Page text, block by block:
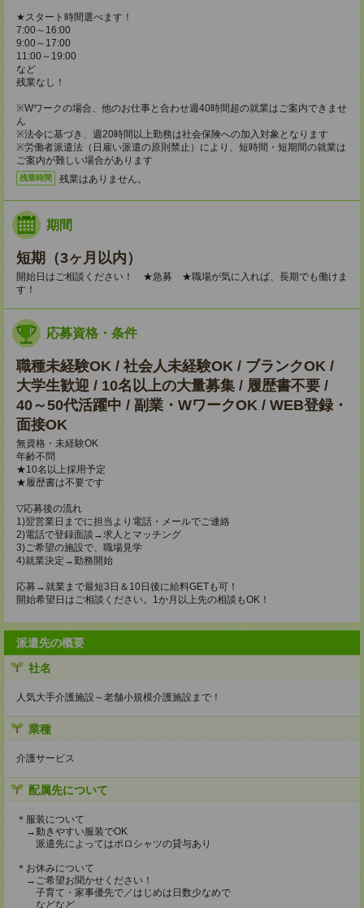
★スタート時間選べます！
7:00～16:00
9:00～17:00
11:00～19:00
など
残業なし！
※Wワークの場合、他のお仕事と合わせ週40時間超の就業はご案内できませ
ん
※法令に基づき、週20時間以上勤務は社会保険への加入対象となります
※労働者派遣法（日雇い派遣の原則禁止）により、短時間・短期間の就業は
ご案内が難しい場合があります
残業時間 残業はありません。
期間
短期（3ヶ月以内）
開始日はご相談ください！ ★急募 ★職場が気に入れば、長期でも働けま
す！
応募資格・条件
職種未経験OK / 社会人未経験OK / ブランクOK /
大学生歓迎 / 10名以上の大量募集 / 履歴書不要 /
40～50代活躍中 / 副業・WワークOK / WEB登録・
面接OK
無資格・未経験OK
年齢不問
★10名以上採用予定
★履歴書は不要です
▽応募後の流れ
1)翌営業日までに担当より電話・メールでご連絡
2)電話で登録面談→求人とマッチング
3)ご希望の施設で、職場見学
4)就業決定→勤務開始
応募→就業まで最短3日＆10日後に給料GETも可！
開始希望日はご相談ください。1か月以上先の相談もOK！
派遣先の概要
社名
人気大手介護施設～老舗小規模介護施設まで！
業種
介護サービス
配属先について
＊服装について
→動きやすい服装でOK
派遣先によってはポロシャツの貸与あり
＊お休みについて
→ご希望お聞かせください！
子育て・家事優先で／はじめは日数少なめで
などなど